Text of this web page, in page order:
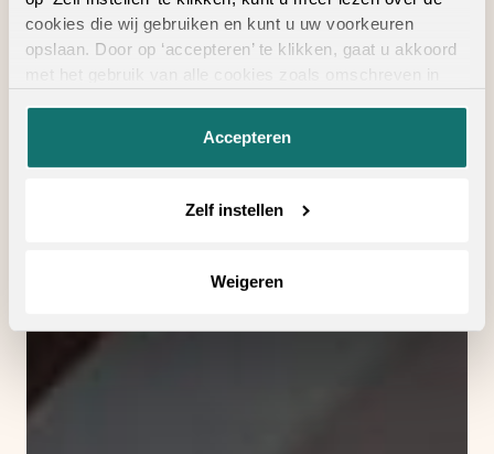
cookies die wij gebruiken en kunt u uw voorkeuren
opslaan. Door op ‘accepteren’ te klikken, gaat u akkoord
Accepteren
Zelf instellen
Weigeren